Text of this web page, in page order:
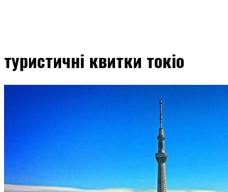
туристичні квитки токіо